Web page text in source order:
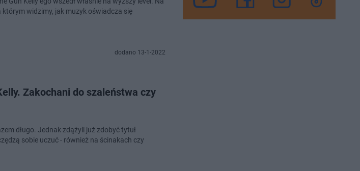
widzimy, jak muzyk oświadcza się
dodano 13-1-2022
Zakochani do szaleństwa czy
długo. Jednak zdążyli już zdobyć tytuł
sobie uczuć - również na ścinakach czy